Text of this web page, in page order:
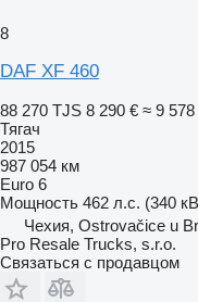
8
DAF XF 460
88 270 TJS 8 290 € ≈ 9 578
Тягач
2015
987 054 км
Euro 6
Мощность 462 л.с. (340
Чехия, Ostrovačice u
Pro Resale Trucks, s.r.o.
Связаться с продавцом